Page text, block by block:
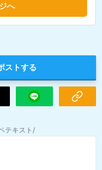
へ
ストする
テキスト/